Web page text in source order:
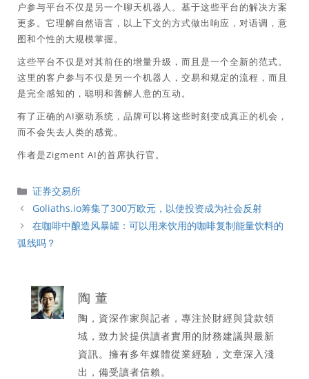
户参与平台不仅是另一个聊天机器人。基于这些平台的解决方案
更多。它理解自然语言，以上下文的方式做出响应，对语调，意
图和个性的大规模掌握。
这些平台不仅是对其前任的增量升级，而且是一个全新的范式。
这里的客户参与不仅是另一个机器人，交易和规定的流程，而且
是完全感知的，聪明和善解人意的互动。
有了正确的AI驱动系统，品牌可以将这些时刻变成真正的机会，
而不会失去人类的感觉。
作者是Zigment AI的首席执行官。
分
類
证券交易所
Goliaths.io筹集了300万欧元，以使投资成为社会反射
在咖啡中酿造风暴罐：可以用来饮用的咖啡复制能量饮料的
弧线吗？
陶 董
陶，資深作家與記者，專注於財經與貸款領
域，致力於提供讀者實用的財務建議與最新
資訊。擁有多年媒體從業經驗，文章深入淺
出，備受讀者信賴。